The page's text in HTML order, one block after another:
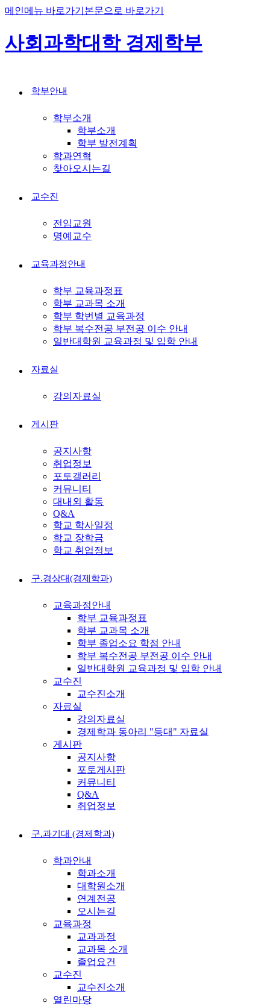
메인메뉴 바로가기 본문으로 바로가기
사회과학대학 경제학부
학부안내
학부소개
학부소개
학부 발전계획
학과연혁
찾아오시는길
교수진
전임교원
명예교수
교육과정안내
학부 교육과정표
학부 교과목 소개
학부 학번별 교육과정
학부 복수전공 부전공 이수 안내
일반대학원 교육과정 및 입학 안내
자료실
강의자료실
게시판
공지사항
취업정보
포토갤러리
커뮤니티
대내외 활동
Q&A
학교 학사일정
학교 장학금
학교 취업정보
구.경상대(경제학과)
교육과정안내
학부 교육과정표
학부 교과목 소개
학부 졸업소요 학점 안내
학부 복수전공 부전공 이수 안내
일반대학원 교육과정 및 입학 안내
교수진
교수진소개
자료실
강의자료실
경제학과 동아리 "등대" 자료실
게시판
공지사항
포토게시판
커뮤니티
Q&A
취업정보
구.과기대 (경제학과)
학과안내
학과소개
대학원소개
연계전공
오시는길
교육과정
교과과정
교과목 소개
졸업요건
교수진
교수진소개
열린마당